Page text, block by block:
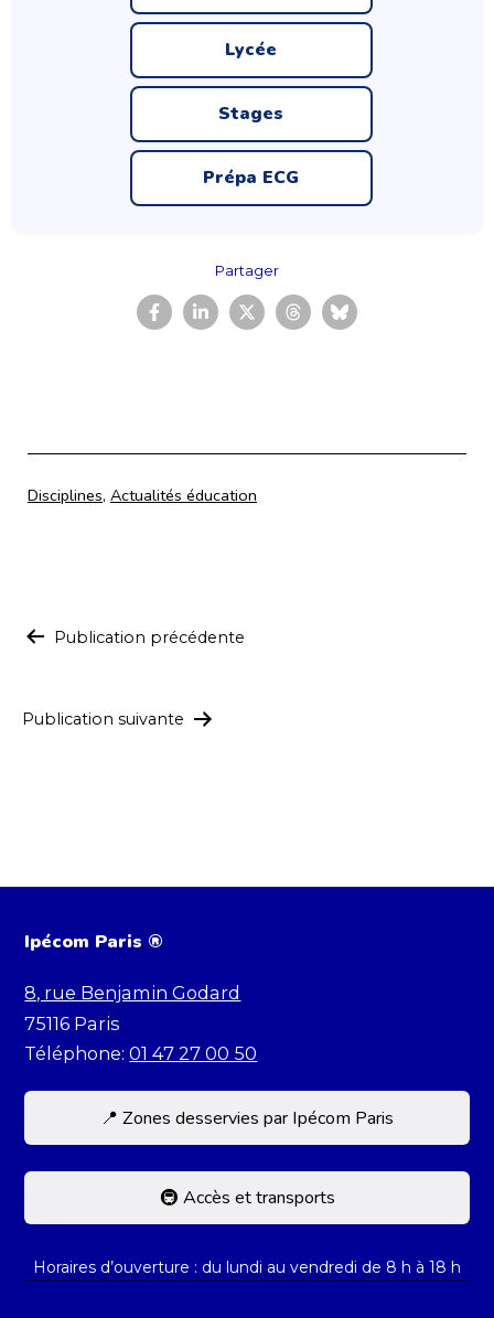
Lycée
Stages
Prépa ECG
Partager
Catégorisé
Disciplines, Actualités éducation
Navigation
l’article
Publication précédente
Publication suivante
Ipécom Paris ®
8, rue Benjamin Godard
75116 Paris
Téléphone:01 47 27 00 50
📍 Zones desservies par Ipécom Paris
élèves de toute la capitale et d’Île-de-France.
Paris : 7e, 8e, 15e, 16e, 17e arrondissements
🚇 Accès et transports
transports en commun. Elle se trouve à
Horaires d’ouverture : du lundi au vendredi de 8 h à 18 h